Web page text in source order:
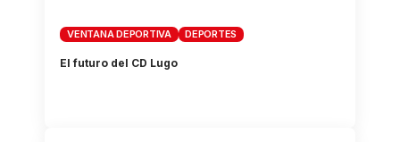
VENTANA DEPORTIVA DEPORTES
El futuro del CD Lugo